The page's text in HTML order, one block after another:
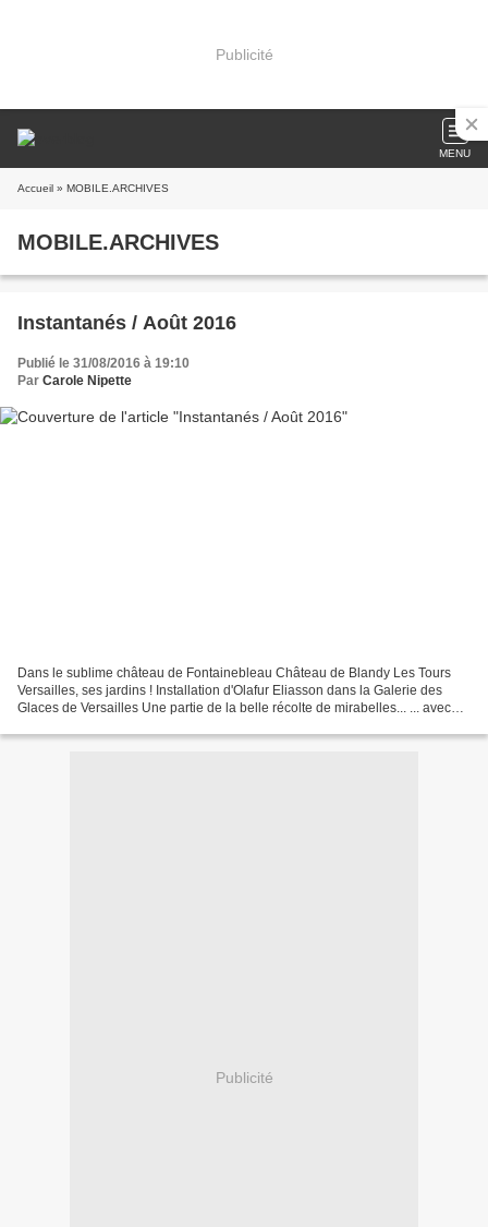
Publicité
MENU
Accueil » MOBILE.ARCHIVES
MOBILE.ARCHIVES
Instantanés / Août 2016
Publié le 31/08/2016 à 19:10
Par Carole Nipette
Dans le sublime château de Fontainebleau Château de Blandy Les Tours
Versailles, ses jardins ! Installation d'Olafur Eliasson dans la Galerie des
Glaces de Versailles Une partie de la belle récolte de mirabelles... ... avec
Publicité